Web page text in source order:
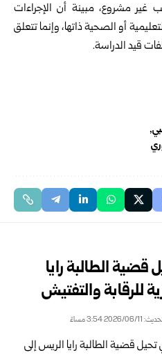
مشروع، مبينة أن الإجراءات
أو ‏الصحية ذاتها، وإنما تتعلق
قيد الدراسة.‏
قضية الطالبة رايا
للرقابة والتفتيش
06/11 3:54 مساءً